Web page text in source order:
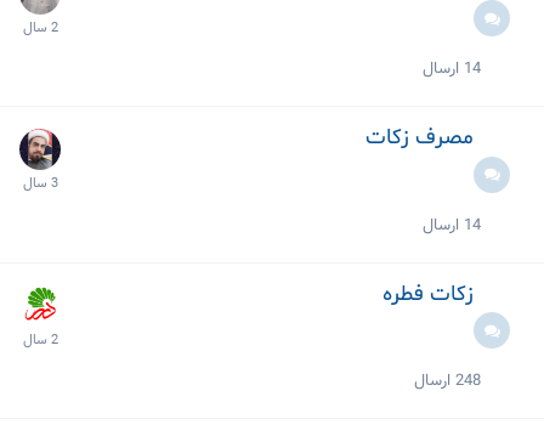
14 ارسال
مصرف زکات
14 ارسال
زکات فطره
248 ارسال